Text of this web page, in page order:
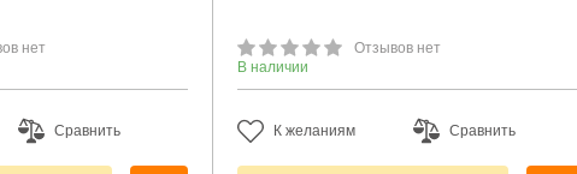
нет
Сравнить
Отзывов нет
В наличии
К желаниям Сравнить